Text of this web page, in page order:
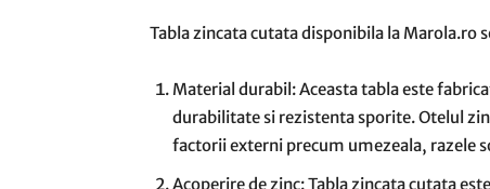
Tabla zincata cutata disponibila la Marola.ro
Material durabil: Aceasta tabla este
durabilitate si rezistenta sporite. Otelul
factorii externi precum umezeala, razele
Acoperire de zinc: Tabla zincata cutata